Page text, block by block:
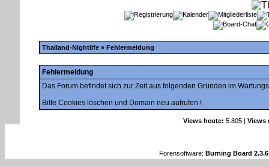
Thailand-Nightlife » Fehlermeldung
Fehlermeldung
Das Forum befindet sich zur Zeit aus folgenden Gründen im
Bitte Cookies löschen und Domain neu aufrufen !
Views heute: 5.805 | Views
Forensoftware: Burning Board 2.3.6